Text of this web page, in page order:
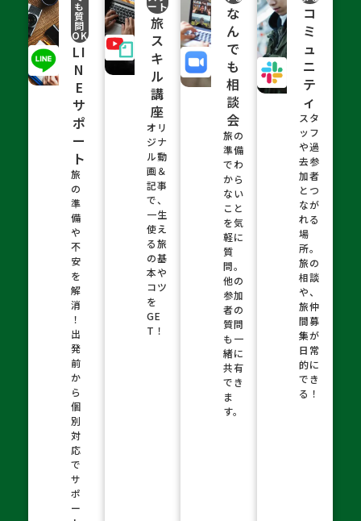
も
質
問
OK
LI
N
E
サ
ポ
ー
ト
旅
の
準
備
や
不
安
を
解
消
！
出
発
前
か
ら
個
別
対
応
で
サ
ポ
ー
ート
旅
ス
キ
ル
講
座
オリ
ジナ
ル動
画＆
記事
で、
一生
使え
る旅
の基
本や
コツ
を
GE
T！
な
ん
で
も
相
談
会
旅の
準備
でわ
から
ない
こと
を気
軽に
質
問。
他の
参加
者の
質問
も一
緒に
共有
でき
ま
す。
コ
ミ
ュ
ニ
テ
ィ
スタ
ッフ
や過
去参
加者
とつ
なが
れる
場
所。
旅の
相談
や、
旅仲
間募
集が
日常
的に
でき
る！